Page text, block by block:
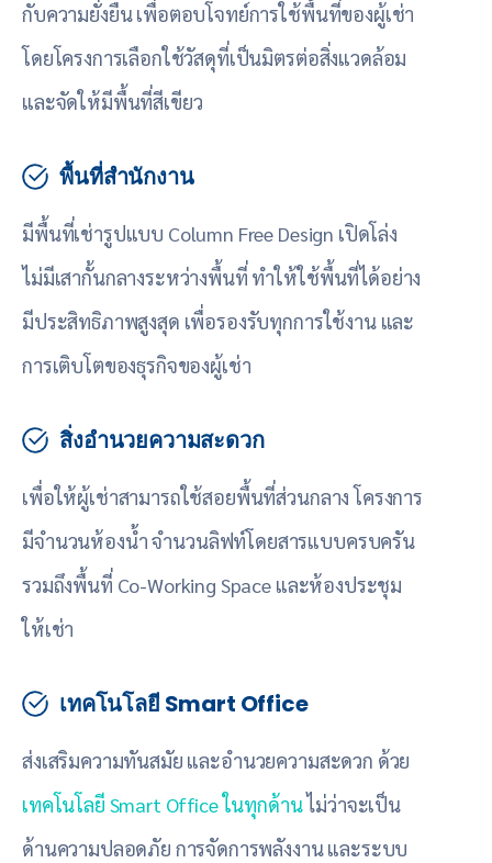
กับความยั่งยืน เพื่อตอบโจทย์การใช้พื้นที่ของผู้เช่า
โดยโครงการเลือกใช้วัสดุที่เป็นมิตรต่อสิ่งแวดล้อม
และจัดให้มีพื้นที่สีเขียว
พื้นที่สำนักงาน
มีพื้นที่เช่ารูปแบบ Column Free Design เปิดโล่ง
ไม่มีเสากั้นกลางระหว่างพื้นที่ ทำให้ใช้พื้นที่ได้อย่าง
มีประสิทธิภาพสูงสุด เพื่อรองรับทุกการใช้งาน และ
การเติบโตของธุรกิจของผู้เช่า
สิ่งอำนวยความสะดวก
เพื่อให้ผู้เช่าสามารถใช้สอยพื้นที่ส่วนกลาง โครงการ
มีจำนวนห้องน้ำ จำนวนลิฟท์โดยสารแบบครบครัน
รวมถึงพื้นที่ Co-Working Space และห้องประชุม
ให้เช่า
เทคโนโลยี Smart Office
ส่งเสริมความทันสมัย และอำนวยความสะดวก ด้วย
เทคโนโลยี Smart Office ในทุกด้านไม่ว่าจะเป็น
ด้านความปลอดภัย การจัดการพลังงาน และระบบ